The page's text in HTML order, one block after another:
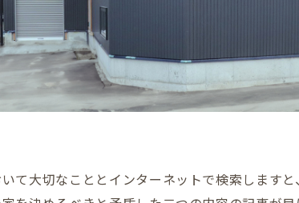
て大切なこととインターネットで検索します